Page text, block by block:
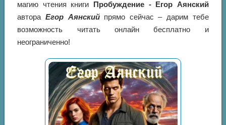
магию чтения книги Пробуждение - Егор Аянский
автораЕгор Аянскийпрямо сейчас – дарим тебе
возможность читать онлайн бесплатно и
неограниченно!